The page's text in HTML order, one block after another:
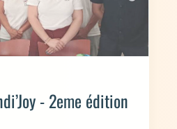
- 2eme édition